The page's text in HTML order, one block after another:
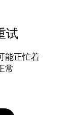
试
能正忙着
常